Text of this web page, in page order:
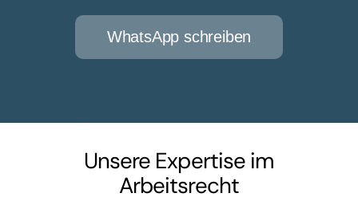
WhatsApp schreiben
Unsere Expertise im
Arbeitsrecht